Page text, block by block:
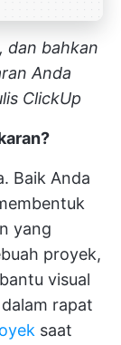
dan bahkan
Anda
ClickUp
Baik Anda
yang
proyek,
visual
rapat
saat